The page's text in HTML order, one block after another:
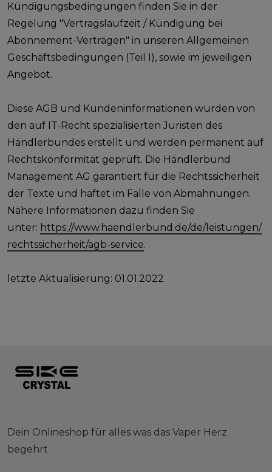
Kündigungsbedingungen finden Sie in der
Regelung "Vertragslaufzeit / Kündigung bei
Abonnement-Verträgen" in unseren Allgemeinen
Geschäftsbedingungen (Teil I), sowie im jeweiligen
Angebot.
Diese AGB und Kundeninformationen wurden von
den auf IT-Recht spezialisierten Juristen des
Händlerbundes erstellt und werden permanent auf
Rechtskonformität geprüft. Die Händlerbund
Management AG garantiert für die Rechtssicherheit
der Texte und haftet im Falle von Abmahnungen.
Nähere Informationen dazu finden Sie
unter: https://www.haendlerbund.de/de/leistungen/
rechtssicherheit/agb-service.
letzte Aktualisierung: 01.01.2022
Dein Onlineshop für alles was das Vaper Herz
begehrt